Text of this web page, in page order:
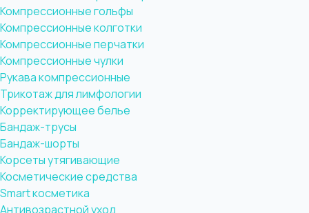
Компрессионные гольфы
Компрессионные колготки
Компрессионные перчатки
Компрессионные чулки
Рукава компрессионные
Трикотаж для лимфологии
Корректирующее белье
Бандаж-трусы
Бандаж-шорты
Корсеты утягивающие
Косметические средства
Smart косметика
Антивозрастной уход